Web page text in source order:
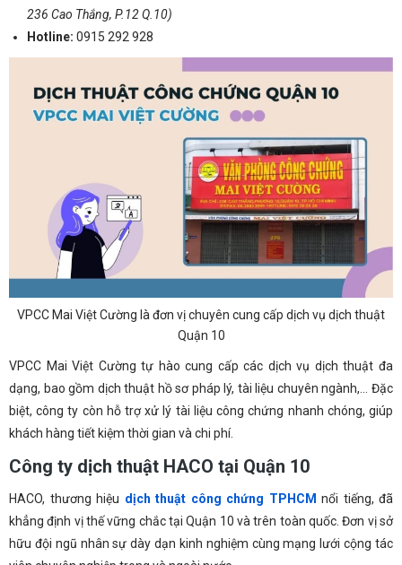
236 Cao Thắng, P.12 Q.10)
Hotline: 0915 292 928
VPCC Mai Việt Cường là đơn vị chuyên cung cấp dịch vụ dịch thuật
Quận 10
VPCC Mai Việt Cường tự hào cung cấp các dịch vụ dịch thuật đa
dạng, bao gồm dịch thuật hồ sơ pháp lý, tài liệu chuyên ngành,… Đặc
biệt, công ty còn hỗ trợ xử lý tài liệu công chứng nhanh chóng, giúp
khách hàng tiết kiệm thời gian và chi phí.
Công ty dịch thuật HACO tại Quận 10
HACO, thương hiệu dịch thuật công chứng TPHCM nổi tiếng, đã
khẳng định vị thế vững chắc tại Quận 10 và trên toàn quốc. Đơn vị sở
hữu đội ngũ nhân sự dày dạn kinh nghiệm cùng mạng lưới cộng tác